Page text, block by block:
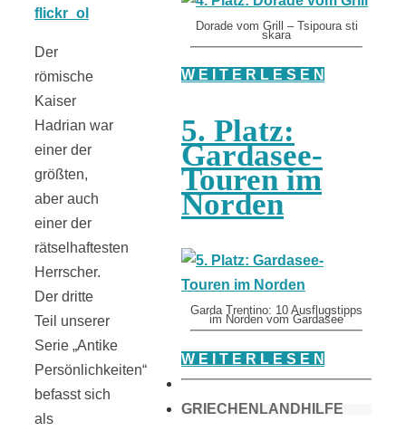
Der
römische
Kaiser
Hadrian war
einer der
größten,
aber auch
einer der
rätselhaftesten
Herrscher.
Der dritte
Teil unserer
Serie „Antike
Persönlichkeiten“
befasst sich
als
Dorade vom Grill – Tsipoura sti
skara
W E I T E R L E S E N
5. Platz:
Gardasee-
Touren im
Norden
Garda Trentino: 10 Ausflugstipps
im Norden vom Gardasee
W E I T E R L E S E N
GRIECHENLANDHILFE